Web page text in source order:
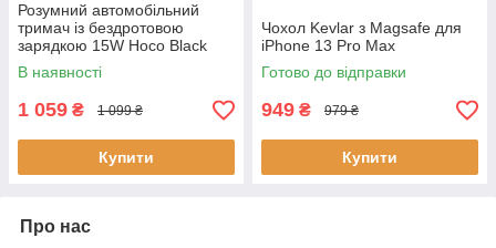
Розумний автомобільний
тримач із бездротовою
зарядкою 15W Hoco Black
для iPhone 13 Pro Max
В наявності
1 059 ₴ 1 099 ₴
Купити
Чохол Kevlar з Magsafe для
iPhone 13 Pro Max
Готово до відправки
949 ₴ 979 ₴
Купити
Про нас